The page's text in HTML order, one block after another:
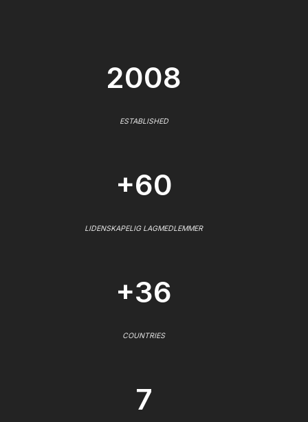
2008
ESTABLISHED
+60
LIDENSKAPELIG LAGMEDLEMMER
+36
COUNTRIES
7